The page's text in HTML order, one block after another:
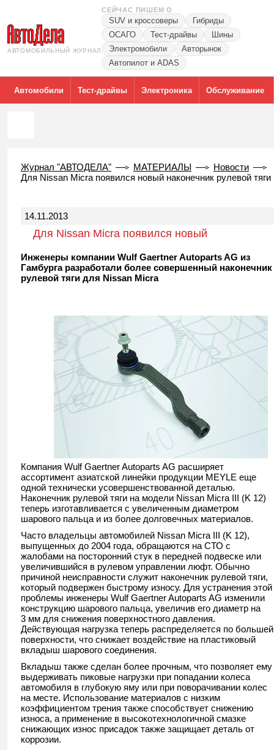
АВТОМОБИЛЬНЫЙ ЖУРНАЛ
СЕЙЧАС ПИШЕМ О
SUV и кроссоверы
Гибриды
ОСАГО
Тест-драйвы
Шины
Электромобили
Авторынок
Автопилот и ADAS
Автомобили Тест-драйвы Электроника Обслуживание
Журнал "АВТОДЕЛА" МАТЕРИАЛЫ
Новости
Для Nissan Micra появился новый наконечник рулевой тяги
14.11.2013
Для Nissan Micra появился новый
наконечник рулевой тяги
Инженеры компании Wulf Gaertner Autoparts AG из
Гамбурга разработали более совершенный наконечник
рулевой тяги для Nissan Micra
Компания Wulf Gaertner Autoparts AG расширяет
ассортимент азиатской линейки продукции MEYLE еще
одной технически усовершенствованной деталью.
Наконечник рулевой тяги на модели Nissan Micra III (K 12)
теперь изготавливается c увеличенным диаметром
шарового пальца и из более долговечных материалов.
Часто владельцы автомобилей Nissan Micra III (K 12),
выпущенных до 2004 года, обращаются на СТО с
жалобами на посторонний стук в передней подвеске или
увеличившийся в рулевом управлении люфт. Обычно
причиной неисправности служит наконечник рулевой тяги,
который подвержен быстрому износу. Для устранения этой
проблемы инженеры Wulf Gaertner Autoparts AG изменили
конструкцию шарового пальца, увеличив его диаметр на
3 мм для снижения поверхностного давления.
Действующая нагрузка теперь распределяется по большей
поверхности, что снижает воздействие на пластиковый
вкладыш шарового соединения.
Вкладыш также сделан более прочным, что позволяет ему
выдерживать пиковые нагрузки при попадании колеса
автомобиля в глубокую яму или при поворачивании колес
на месте. Использование материалов с низким
коэффициентом трения также способствует снижению
износа, а применение в высокотехнологичной смазке
снижающих износ присадок также защищает деталь от
коррозии.